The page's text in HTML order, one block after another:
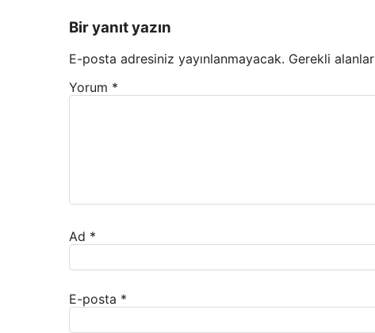
Bir yanıt yazın
E-posta adresiniz yayınlanmayacak. Gerekli alanlar
Yorum *
Ad *
E-posta *